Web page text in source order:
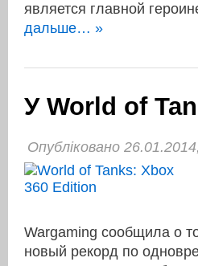
является главной
дальше… »
У World of
Опубліковано 26.01.2014,
Wargaming сообщила о
новый рекорд по